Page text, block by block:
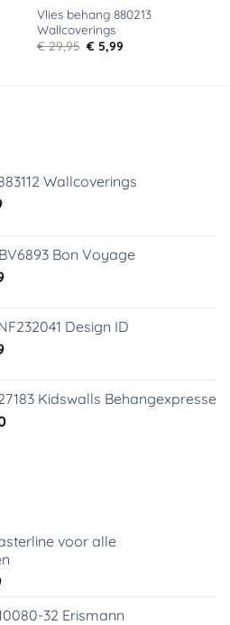
Vlies behang 880213
Wallcoverings
€29,95 Oorspronkelijke
prijs
€ 5,99Huidige
Wallcoverings
Huidige
€ 6,99. Bon Voyage
Huidige
€ 3,99.
Design ID
Huidige
€ 5,99.Kidswalls Behangexpresse
Huidige
voor alle
Huidige
is:
32 Erismann